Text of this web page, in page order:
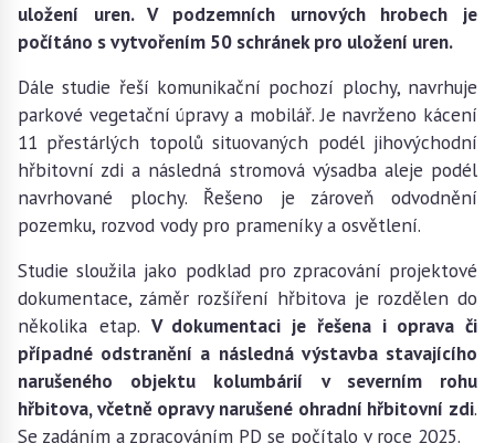
uložení uren. V podzemních urnových hrobech je
počítáno s vytvořením 50 schránek pro uložení uren.
Dále studie řeší komunikační pochozí plochy, navrhuje
parkové vegetační úpravy a mobilář. Je navrženo kácení
11 přestárlých topolů situovaných podél jihovýchodní
hřbitovní zdi a následná stromová výsadba aleje podél
navrhované plochy. Řešeno je zároveň odvodnění
pozemku, rozvod vody pro prameníky a osvětlení.
Studie sloužila jako podklad pro zpracování projektové
dokumentace, záměr rozšíření hřbitova je rozdělen do
několika etap. V dokumentaci je řešena i oprava či
případné odstranění a následná výstavba stavajícího
narušeného objektu kolumbárií v severním rohu
hřbitova, včetně opravy narušené ohradní hřbitovní zdi.
Se zadáním a zpracováním PD se počítalo v roce 2025.